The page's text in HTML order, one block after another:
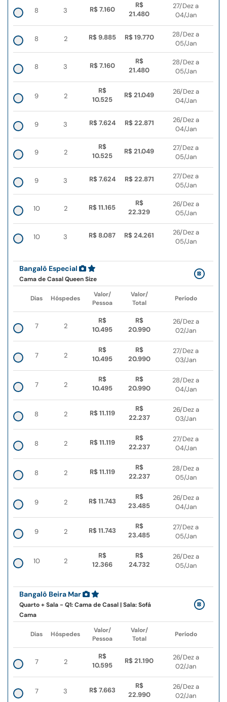
8 3 R$ 7.160
R$
21.480
27/Dez a
04/Jan
8 2 R$ 9.885 R$ 19.770
28/Dez a
05/Jan
8 3 R$ 7.160
R$
21.480
28/Dez a
05/Jan
9 2
R$
10.525
R$ 21.049
26/Dez a
04/Jan
9 3 R$ 7.624 R$ 22.871
26/Dez a
04/Jan
9 2
R$
10.525
R$ 21.049
27/Dez a
05/Jan
9 3 R$ 7.624 R$ 22.871
27/Dez a
05/Jan
10 2 R$ 11.165
R$
22.329
26/Dez a
05/Jan
10 3 R$ 8.087 R$ 24.261
26/Dez a
05/Jan
Bangalô Especial
Cama de Casal Queen Size
Dias Hóspedes
Valor/
Pessoa
Valor/
Total
Período
7 2
R$
10.495
R$
20.990
26/Dez a
02/Jan
7 2
R$
10.495
R$
20.990
27/Dez a
03/Jan
7 2
R$
10.495
R$
20.990
28/Dez a
04/Jan
8 2 R$ 11.119
R$
22.237
26/Dez a
03/Jan
8 2 R$ 11.119
R$
22.237
27/Dez a
04/Jan
8 2 R$ 11.119
R$
22.237
28/Dez a
05/Jan
9 2 R$ 11.743
R$
23.485
26/Dez a
04/Jan
9 2 R$ 11.743
R$
23.485
27/Dez a
05/Jan
10 2
R$
12.366
R$
24.732
26/Dez a
05/Jan
Bangalô Beira Mar
Quarto + Sala - Q1: Cama de Casal | Sala: Sofá
Cama
Dias Hóspedes
Valor/
Pessoa
Valor/
Total
Período
7 2
R$
10.595
R$ 21.190
26/Dez a
02/Jan
7 3 R$ 7.663
R$
22.990
26/Dez a
02/Jan